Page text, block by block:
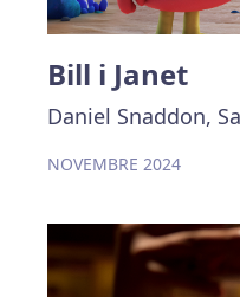
Bill i Janet
Daniel Snaddon,
NOVEMBRE 2024